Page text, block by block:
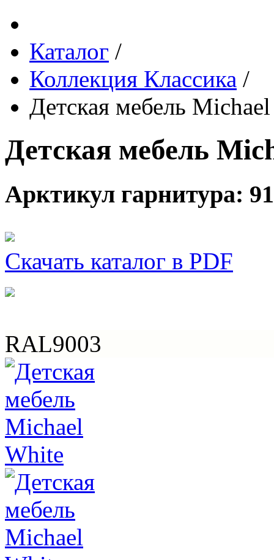
Каталог /
Коллекция Классика /
Детская мебель
Детская мебель
Арктикул гарнитура:
Скачать каталог в PDF
RAL9003